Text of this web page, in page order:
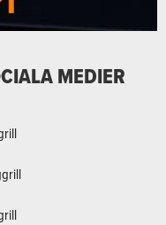
MEDIER